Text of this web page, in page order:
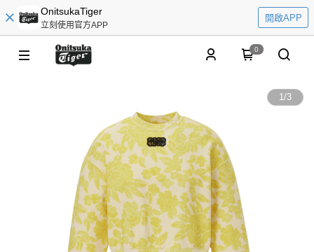
OnitsukaTiger
立刻使用官方APP
開啟APP
0
1/3